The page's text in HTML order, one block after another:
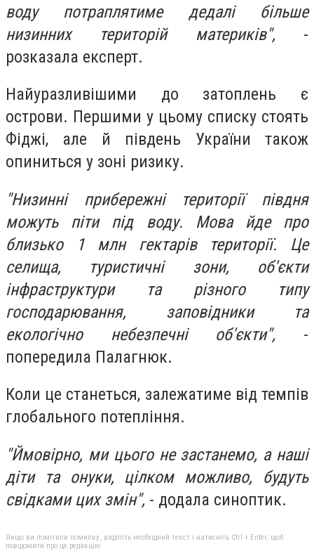
воду потраплятиме дедалі більше
низинних територій материків", -
розказала експерт.
Найуразливішими до затоплень є
острови. Першими у цьому списку стоять
Фіджі, але й південь України також
опиниться у зоні ризику.
"Низинні прибережні території півдня
можуть піти під воду. Мова йде про
близько 1 млн гектарів території. Це
селища, туристичні зони, об'єкти
інфраструктури та різного типу
господарювання, заповідники та
екологічно небезпечні об'єкти", -
попередила Палагнюк.
Коли це станеться, залежатиме від темпів
глобального потепління.
"Ймовірно, ми цього не застанемо, а наші
діти та онуки, цілком можливо, будуть
свідками цих змін", - додала синоптик.
Якщо ви помітили помилку, виділіть необхідний текст і натисніть Ctrl + Enter, щоб
повідомити про це редакцію